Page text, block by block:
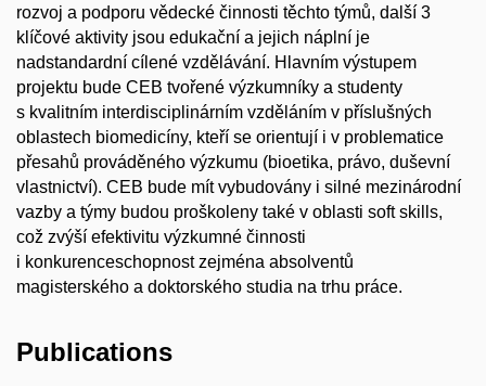
rozvoj a podporu vědecké činnosti těchto týmů, další 3
klíčové aktivity jsou edukační a jejich náplní je
nadstandardní cílené vzdělávání. Hlavním výstupem
projektu bude CEB tvořené výzkumníky a studenty
s kvalitním interdisciplinárním vzděláním v příslušných
oblastech biomedicíny, kteří se orientují i v problematice
přesahů prováděného výzkumu (bioetika, právo, duševní
vlastnictví). CEB bude mít vybudovány i silné mezinárodní
vazby a týmy budou proškoleny také v oblasti soft skills,
což zvýší efektivitu výzkumné činnosti
i konkurenceschopnost zejména absolventů
magisterského a doktorského studia na trhu práce.
Publications